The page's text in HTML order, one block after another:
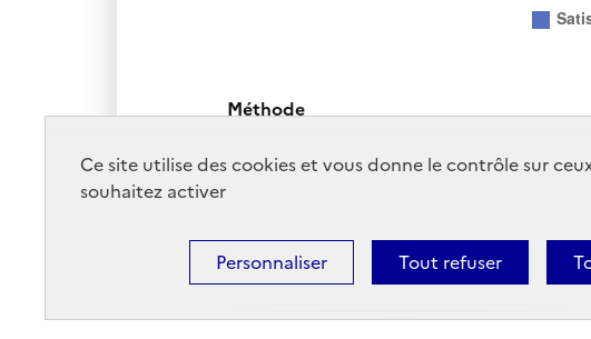
Méthode
Taux mesuré à partir d'enquêtes de
Ce site utilise des cookies et vous donne le contrôle sur
souhaitez activer
Tout refuser
Personnaliser